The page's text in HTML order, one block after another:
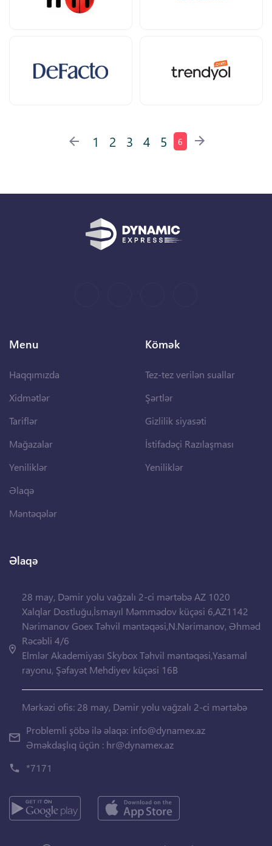
1 2 3 4 5 6
Menu
Haqqımızda
Xidmətlər
Tariflər
Mağazalar
Yeniliklər
Əlaqə
Məntəqələr
Kömək
Tez-tez verilən suallar
Şərtlər
Gizlilik siyasəti
İstifadəçi Razılaşması
Yeniliklər
Əlaqə
28 may, Dəmir yolu vağzalı 2-ci mərtəbə AZ 1020
Xalqlar Dostluğu,İsmayıl Məmmədov küçəsi 6,AZ1142
Nərimanov Goex Təhvil məntəqəsi,N.Nərimanov, Əhməd
Rəcəbli 4/6
Elmlər Akademiyası Skybox Təhvil məntəqəsi,Yasamal
rayonu, Şəfayət Mehdiyev küçəsi 16B
Mərkəzi ofis: 28 may, Dəmir yolu vağzalı 2-ci mərtəbə
Problemli şöbə ilə əlaqə: info@dynamex.az
Əməkdaşlıq üçün : hr@dynamex.az
*7171